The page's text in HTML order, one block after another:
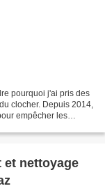
pourquoi j'ai pris des
clocher. Depuis 2014,
empêcher les
et nettoyage